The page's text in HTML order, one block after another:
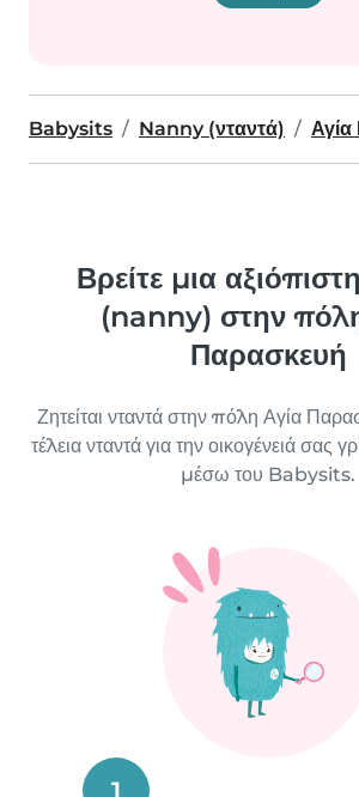
Babysits Nanny (νταντά)
Βρείτε μια
(nanny) στην
Παρασκευή
Ζητείται νταντά στην πόλη Αγία
τέλεια νταντά για την οικογένειά σας
μέσω του Babysits.